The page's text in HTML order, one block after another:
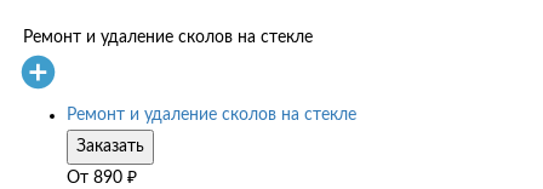
Ремонт и удаление сколов на стекле
Ремонт и удаление сколов на стекле
Заказать
От 890 ₽